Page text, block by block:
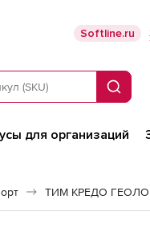
Softline.ru
Поиск
для организаций
ТИМ КРЕДО